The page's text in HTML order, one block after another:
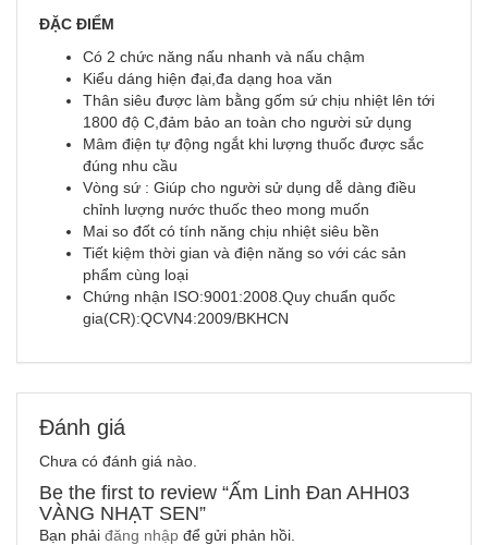
ĐẶC ĐIỂM
Có 2 chức năng nấu nhanh và nấu chậm
Kiểu dáng hiện đại,đa dạng hoa văn
Thân siêu được làm bằng gốm sứ chịu nhiệt lên tới
1800 độ C,đảm bảo an toàn cho người sử dụng
Mâm điện tự động ngắt khi lượng thuốc được sắc
đúng nhu cầu
Vòng sứ : Giúp cho người sử dụng dễ dàng điều
chỉnh lượng nước thuốc theo mong muốn
Mai so đốt có tính năng chịu nhiệt siêu bền
Tiết kiệm thời gian và điện năng so với các sản
phẩm cùng loại
Chứng nhận ISO:9001:2008.Quy chuẩn quốc
gia(CR):QCVN4:2009/BKHCN
Đánh giá
Chưa có đánh giá nào.
Be the first to review “Ấm Linh Đan AHH03
VÀNG NHẠT SEN”
Bạn phải đăng nhập để gửi phản hồi.